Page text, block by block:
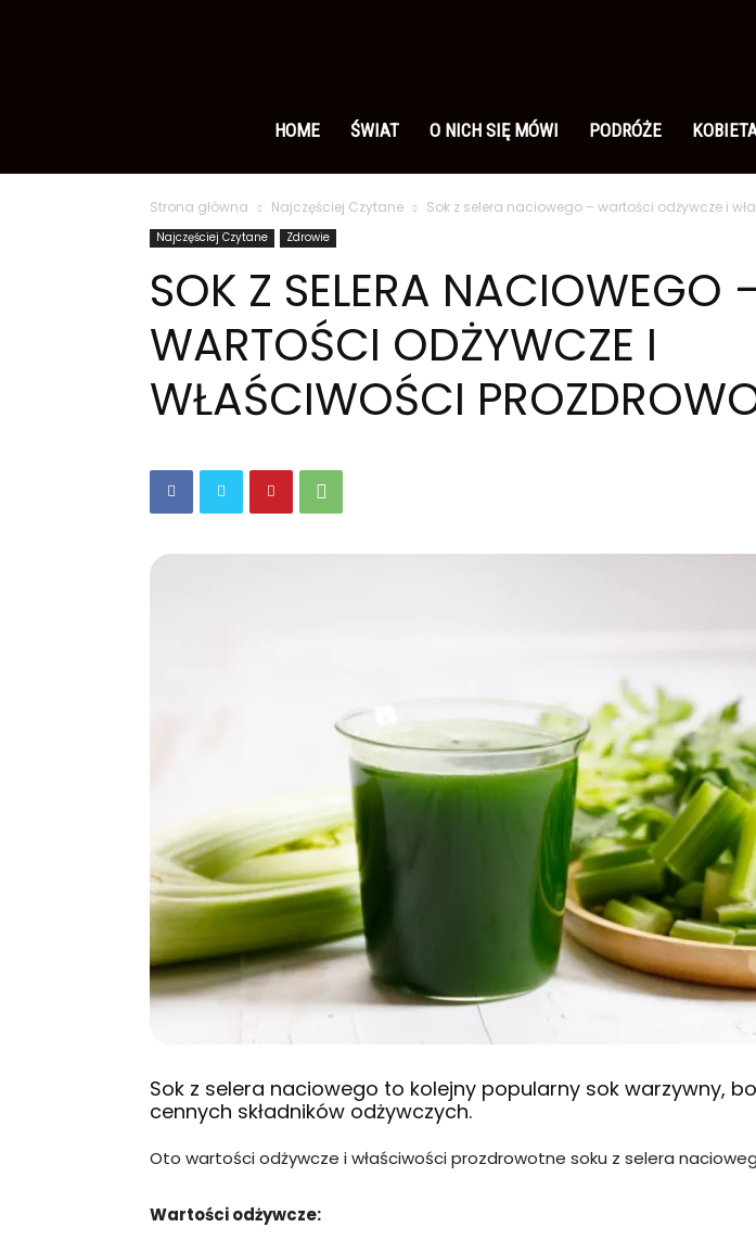
polsku
HOME ŚWIAT O NICH SIĘ MÓWI PODRÓŻE
Strona główna Najczęściej Czytane Sok z selera naciowego – wartości odżywcze i
Najczęściej Czytane Zdrowie
SOK Z SELERA NACIOWEGO
WARTOŚCI ODŻYWCZE I
WŁAŚCIWOŚCI
Sok z selera naciowego to kolejny popularny sok warzywny,
cennych składników odżywczych.
Oto wartości odżywcze i właściwości prozdrowotne soku z selera
Wartości odżywcze: